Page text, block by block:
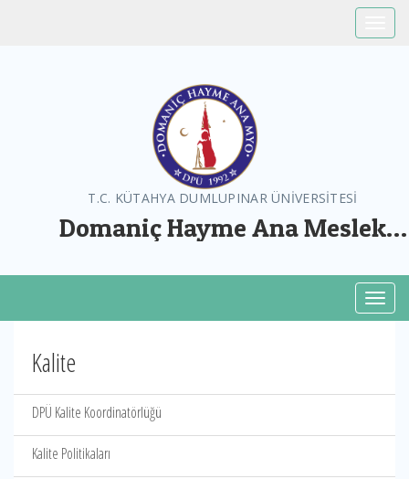
T.C. KÜTAHYA DUMLUPINAR ÜNİVERSİTESİ
Domaniç Hayme Ana Meslek
Kalite
DPÜ Kalite Koordinatörlüğü
Kalite Politikaları